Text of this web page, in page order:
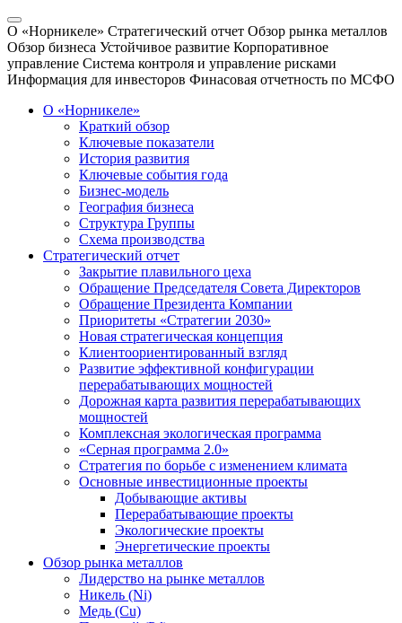
О «Норникеле» Стратегический отчет Обзор рынка металлов
Обзор бизнеса Устойчивое развитие Корпоративное
управление Система контроля и управление рисками
Информация для инвесторов Финасовая отчетность по МСФО
О «Норникеле»
Краткий обзор
Ключевые показатели
История развития
Ключевые события года
Бизнес-модель
География бизнеса
Структура Группы
Схема производства
Стратегический отчет
Закрытие плавильного цеха
Обращение Председателя Совета Директоров
Обращение Президента Компании
Приоритеты «Стратегии 2030»
Новая стратегическая концепция
Клиентоориентированный взгляд
Развитие эффективной конфигурации
перерабатывающих мощностей
Дорожная карта развития перерабатывающих
мощностей
Комплексная экологическая программа
«Серная программа 2.0»
Стратегия по борьбе с изменением климата
Основные инвестиционные проекты
Добывающие активы
Перерабатывающие проекты
Экологические проекты
Энергетические проекты
Обзор рынка металлов
Лидерство на рынке металлов
Никель (Ni)
Медь (Cu)